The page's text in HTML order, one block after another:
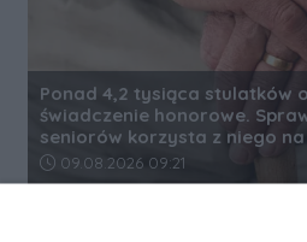
Ponad 4,2 tysiąca stulatków
świadczenie honorowe.
seniorów korzysta z niego
Data dodania artykułu:
09.08.2026 09:21